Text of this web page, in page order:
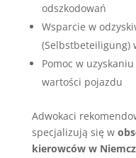
odszkodowań
Wsparcie w
(Selbstbeteiligung)
Pomoc w
wartości pojazdu
Adwokaci
specjalizują się w
kierowców w